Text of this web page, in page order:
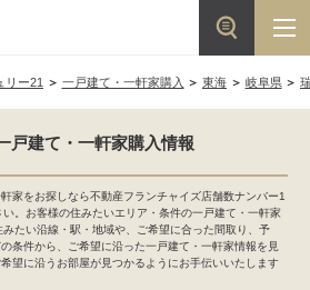
リー21 一戸建て・一軒家購入 東海 岐阜県
戸建て・一軒家購入情報
家をお探しなら不動産フランチャイズ店舗数ナンバー1
。お客様の住みたいエリア・条件の一戸建て・一軒家
たい沿線・駅・地域や、ご希望に合った間取り、予
条件から、ご希望に沿った一戸建て・一軒家情報を見
望に沿うお部屋が見つかるようにお手伝いいたします